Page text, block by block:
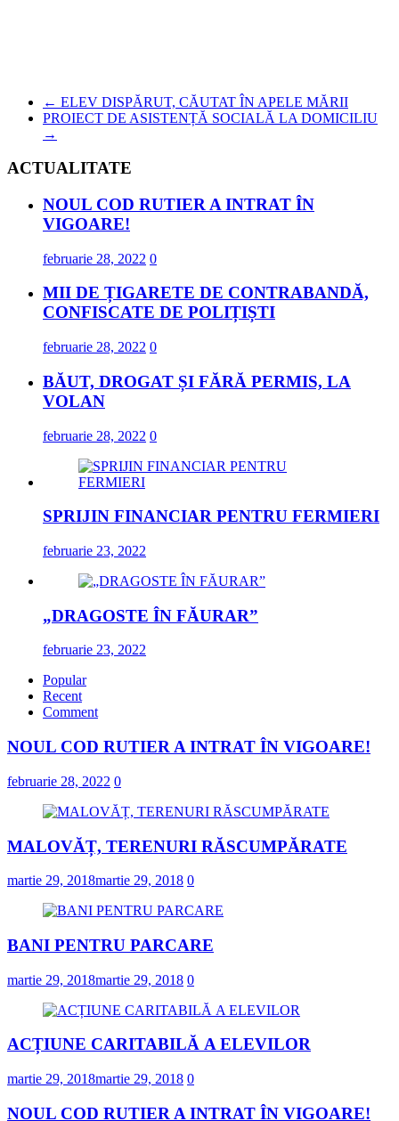
← ELEV DISPĂRUT, CĂUTAT ÎN APELE MĂRII
PROIECT DE ASISTENȚĂ SOCIALĂ LA DOMICILIU
→
ACTUALITATE
NOUL COD RUTIER A INTRAT ÎN
VIGOARE!
februarie 28, 2022 0
MII DE ȚIGARETE DE CONTRABANDĂ,
CONFISCATE DE POLIȚIȘTI
februarie 28, 2022 0
BĂUT, DROGAT ȘI FĂRĂ PERMIS, LA
VOLAN
februarie 28, 2022 0
SPRIJIN FINANCIAR PENTRU FERMIERI
februarie 23, 2022
„DRAGOSTE ÎN FĂURAR”
februarie 23, 2022
Popular
Recent
Comment
NOUL COD RUTIER A INTRAT ÎN VIGOARE!
februarie 28, 2022 0
MALOVĂȚ, TERENURI RĂSCUMPĂRATE
martie 29, 2018martie 29, 2018 0
BANI PENTRU PARCARE
martie 29, 2018martie 29, 2018 0
ACȚIUNE CARITABILĂ A ELEVILOR
martie 29, 2018martie 29, 2018 0
NOUL COD RUTIER A INTRAT ÎN VIGOARE!